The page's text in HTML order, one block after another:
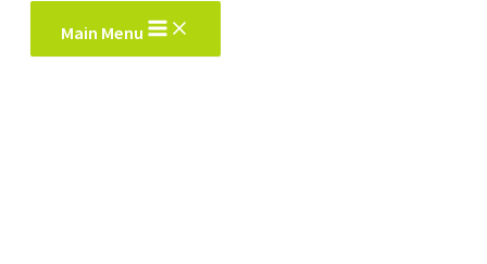
Main Menu